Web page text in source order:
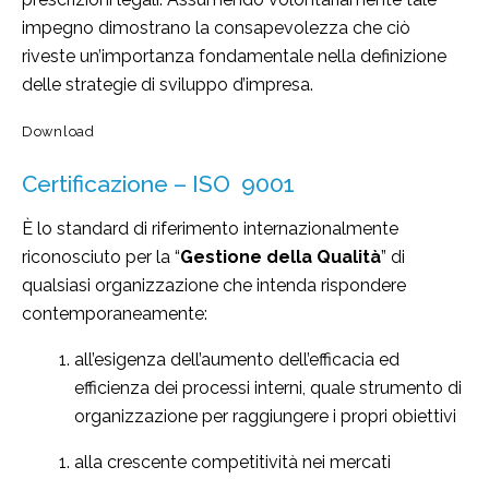
impegno dimostrano la consapevolezza che ciò
riveste un’importanza fondamentale nella definizione
delle strategie di sviluppo d’impresa.
Download
Certificazione – ISO 9001
È lo standard di riferimento internazionalmente
riconosciuto per la “Gestione della Qualità” di
qualsiasi organizzazione che intenda rispondere
contemporaneamente:
all’esigenza dell’aumento dell’efficacia ed
efficienza dei processi interni, quale strumento di
organizzazione per raggiungere i propri obiettivi
alla crescente competitività nei mercati